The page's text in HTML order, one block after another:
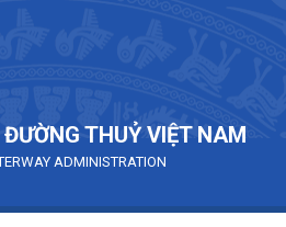
THUỶ VIỆT NAM
ADMINISTRATION